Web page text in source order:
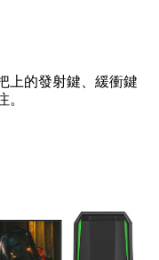
上的發射鍵、緩衝鍵